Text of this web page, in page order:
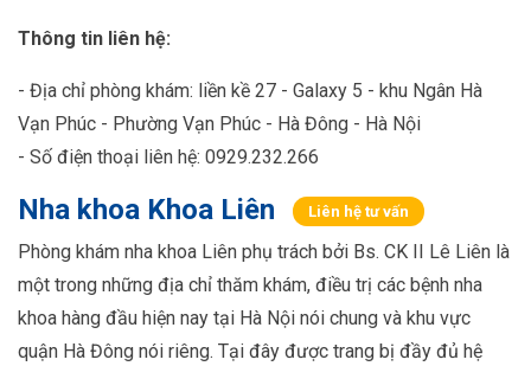
Thông tin liên hệ:
- Địa chỉ phòng khám: liền kề 27 - Galaxy 5 - khu Ngân Hà
Vạn Phúc - Phường Vạn Phúc - Hà Đông - Hà Nội
- Số điện thoại liên hệ: 0929.232.266
Nha khoa Khoa Liên Liên hệ tư vấn
Phòng khám nha khoa Liên phụ trách bởi Bs. CK II Lê Liên là
một trong những địa chỉ thăm khám, điều trị các bệnh nha
khoa hàng đầu hiện nay tại Hà Nội nói chung và khu vực
quận Hà Đông nói riêng. Tại đây được trang bị đầy đủ hệ